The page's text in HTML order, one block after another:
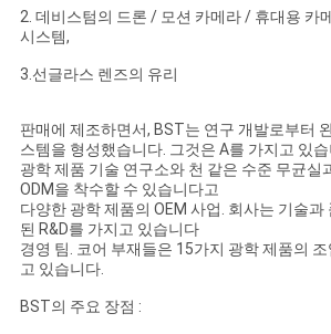
2. 데비스텀의 드론 / 모션 카메라 / 휴대용 카
시스템,
3.선글라스 렌즈의 유리
판매에 제조하면서, BST는 연구 개발로부터
스템을 형성했습니다. 그것은 A를 가지고 있
광학 제품 기술 연구소와 천 같은 수준 무균실
ODM을 착수할 수 있습니다고
다양한 광학 제품의 OEM 사업. 회사는 기술
된 R&D를 가지고 있습니다
경영 팀. 코어 부재들은 15가지 광학 제품의
고 있습니다.
BST의 주요 장점 :